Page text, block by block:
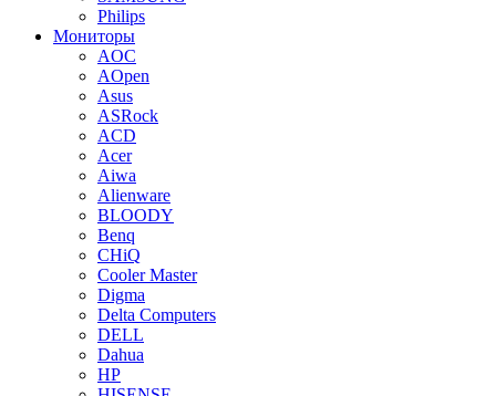
Philips
Мониторы
AOC
AOpen
Asus
ASRock
ACD
Acer
Aiwa
Alienware
BLOODY
Benq
CHiQ
Cooler Master
Digma
Delta Computers
DELL
Dahua
HP